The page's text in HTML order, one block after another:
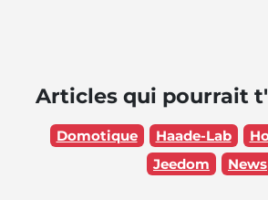
Articles qui pourrait
Domotique Haade-Lab
Jeedom
News